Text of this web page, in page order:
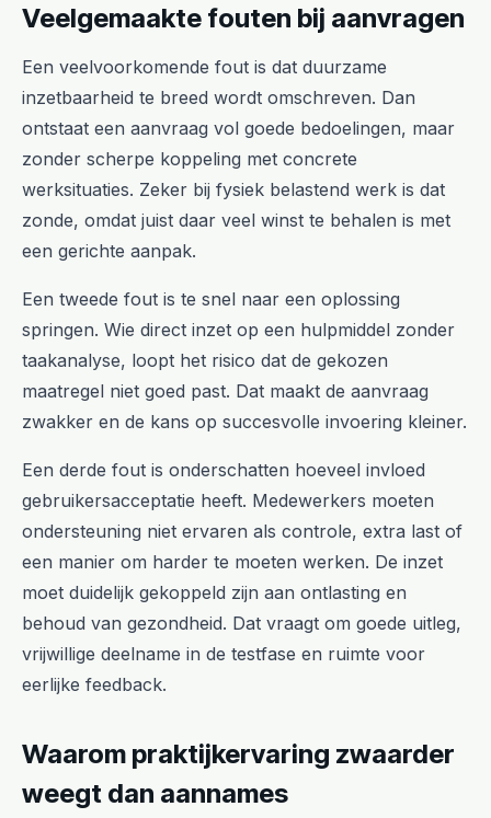
Veelgemaakte fouten bij aanvragen
Een veelvoorkomende fout is dat duurzame
inzetbaarheid te breed wordt omschreven. Dan
ontstaat een aanvraag vol goede bedoelingen, maar
zonder scherpe koppeling met concrete
werksituaties. Zeker bij fysiek belastend werk is dat
zonde, omdat juist daar veel winst te behalen is met
een gerichte aanpak.
Een tweede fout is te snel naar een oplossing
springen. Wie direct inzet op een hulpmiddel zonder
taakanalyse, loopt het risico dat de gekozen
maatregel niet goed past. Dat maakt de aanvraag
zwakker en de kans op succesvolle invoering kleiner.
Een derde fout is onderschatten hoeveel invloed
gebruikersacceptatie heeft. Medewerkers moeten
ondersteuning niet ervaren als controle, extra last of
een manier om harder te moeten werken. De inzet
moet duidelijk gekoppeld zijn aan ontlasting en
behoud van gezondheid. Dat vraagt om goede uitleg,
vrijwillige deelname in de testfase en ruimte voor
eerlijke feedback.
Waarom praktijkervaring zwaarder
weegt dan aannames